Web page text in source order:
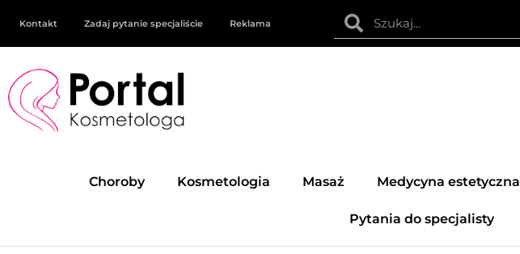
Kontakt Zadaj pytanie specjaliście Reklama
Choroby Kosmetologia Masaż Medycyna estetyczna
Pytania do specjalisty